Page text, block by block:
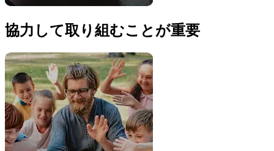
協力して取り組むことが重要